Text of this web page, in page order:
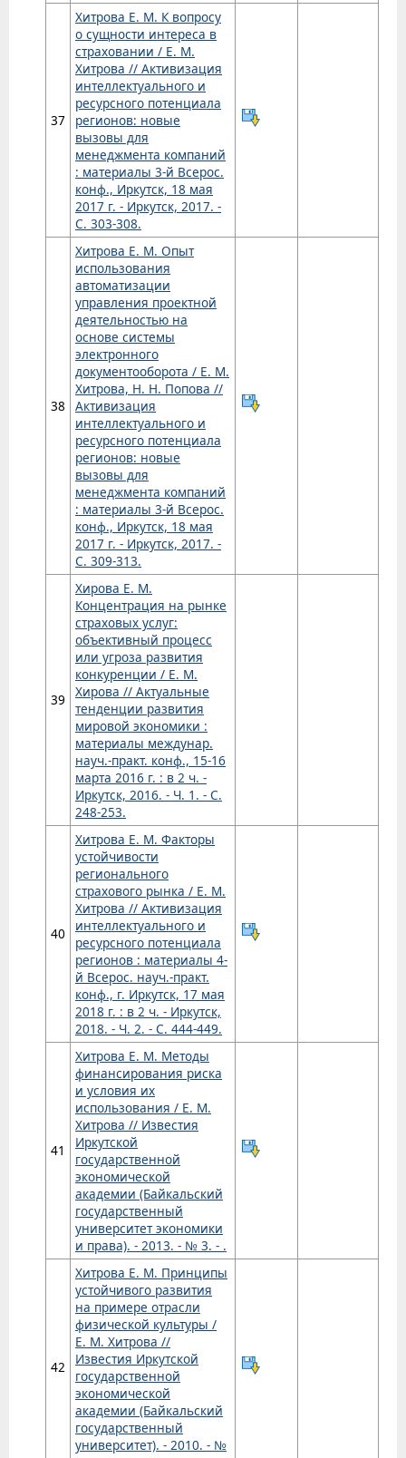
37
Хитрова Е. М. К вопросу
о сущности интереса в
страховании / Е. М.
Хитрова // Активизация
интеллектуального и
ресурсного потенциала
регионов: новые
вызовы для
менеджмента компаний
: материалы 3-й Всерос.
конф., Иркутск, 18 мая
2017 г. - Иркутск, 2017. -
С. 303-308.
38
Хитрова Е. М. Опыт
использования
автоматизации
управления проектной
деятельностью на
основе системы
электронного
документооборота / Е. М.
Хитрова, Н. Н. Попова //
Активизация
интеллектуального и
ресурсного потенциала
регионов: новые
вызовы для
менеджмента компаний
: материалы 3-й Всерос.
конф., Иркутск, 18 мая
2017 г. - Иркутск, 2017. -
С. 309-313.
39
Хирова Е. М.
Концентрация на рынке
страховых услуг:
объективный процесс
или угроза развития
конкуренции / Е. М.
Хирова // Актуальные
тенденции развития
мировой экономики :
материалы междунар.
науч.-практ. конф., 15-16
марта 2016 г. : в 2 ч. -
Иркутск, 2016. - Ч. 1. - С.
248-253.
40
Хитрова Е. М. Факторы
устойчивости
регионального
страхового рынка / Е. М.
Хитрова // Активизация
интеллектуального и
ресурсного потенциала
регионов : материалы 4-
й Всерос. науч.-практ.
конф., г. Иркутск, 17 мая
2018 г. : в 2 ч. - Иркутск,
2018. - Ч. 2. - С. 444-449.
41
Хитрова Е. М. Методы
финансирования риска
и условия их
использования / Е. М.
Хитрова // Известия
Иркутской
государственной
экономической
академии (Байкальский
государственный
университет экономики
и права). - 2013. - № 3. - .
42
Хитрова Е. М. Принципы
устойчивого развития
на примере отрасли
физической культуры /
Е. М. Хитрова //
Известия Иркутской
государственной
экономической
академии (Байкальский
государственный
университет). - 2010. - №